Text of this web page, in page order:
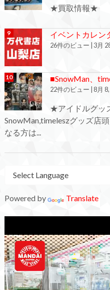
★買取情報★
イベントカレン
26件のビュー 3月
■SnowMan、
22件のビュー 8月
★アイドルグッ
SnowMan,timeleszグッズ店
なる方は...
Powered by Translate